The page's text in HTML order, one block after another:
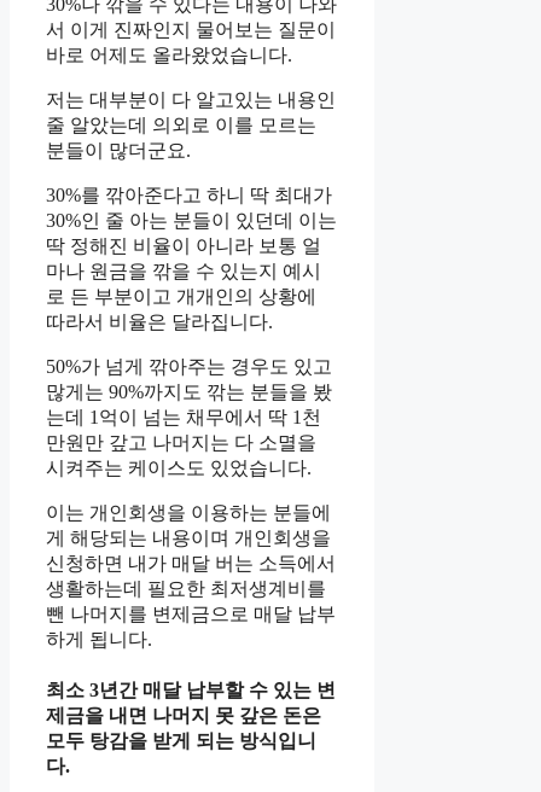
서 이게 진짜인지 물어보는 질문이
바로 어제도 올라왔었습니다.
저는 대부분이 다 알고있는 내용인
줄 알았는데 의외로 이를 모르는
분들이 많더군요.
30%를 깎아준다고 하니 딱 최대가
30%인 줄 아는 분들이 있던데 이는
딱 정해진 비율이 아니라 보통 얼
마나 원금을 깎을 수 있는지 예시
로 든 부분이고 개개인의 상황에
따라서 비율은 달라집니다.
50%가 넘게 깎아주는 경우도 있고
많게는 90%까지도 깎는 분들을 봤
는데 1억이 넘는 채무에서 딱 1천
만원만 갚고 나머지는 다 소멸을
시켜주는 케이스도 있었습니다.
이는 개인회생을 이용하는 분들에
게 해당되는 내용이며 개인회생을
신청하면 내가 매달 버는 소득에서
생활하는데 필요한 최저생계비를
뺀 나머지를 변제금으로 매달 납부
하게 됩니다.
최소 3년간 매달 납부할 수 있는 변
제금을 내면 나머지 못 갚은 돈은
모두 탕감을 받게 되는 방식입니
다.